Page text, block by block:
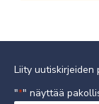
Liity uutiskirjeiden
"*" näyttää